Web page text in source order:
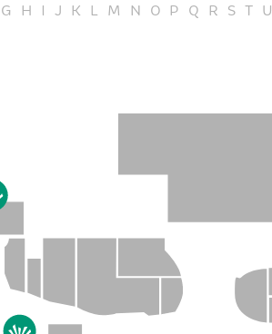
G H I J K L M N O P Q R S T U